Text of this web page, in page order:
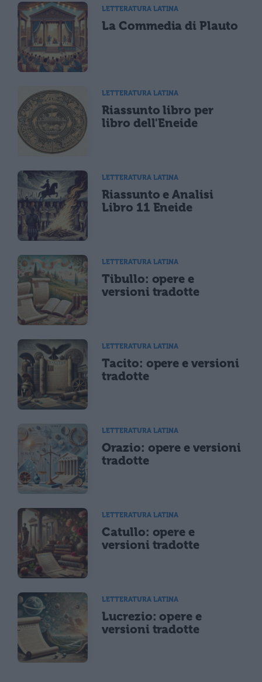
LETTERATURA LATINA
La Commedia di Plauto
LETTERATURA LATINA
Riassunto libro per
libro dell'Eneide
LETTERATURA LATINA
Riassunto e Analisi
Libro 11 Eneide
LETTERATURA LATINA
Tibullo: opere e
versioni tradotte
LETTERATURA LATINA
Tacito: opere e versioni
tradotte
LETTERATURA LATINA
Orazio: opere e versioni
tradotte
LETTERATURA LATINA
Catullo: opere e
versioni tradotte
LETTERATURA LATINA
Lucrezio: opere e
versioni tradotte